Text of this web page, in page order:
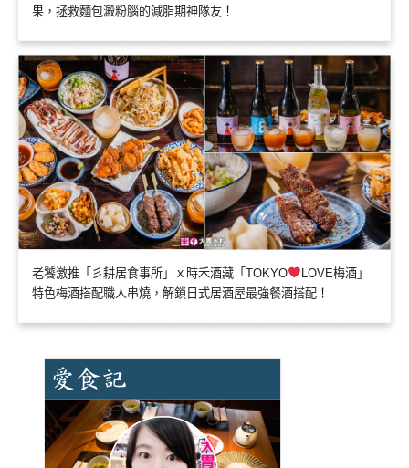
果，拯救麵包澱粉腦的減脂期神隊友！
老饕激推「彡耕居食事所」ｘ時禾酒藏「TOKYO
LOVE梅酒」
特色梅酒搭配職人串燒，解鎖日式居酒屋最強餐酒搭配！